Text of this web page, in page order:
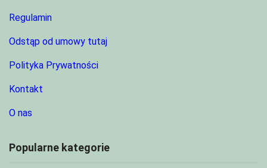
Regulamin
Odstąp od umowy tutaj
Polityka Prywatności
Kontakt
O nas
Popularne kategorie